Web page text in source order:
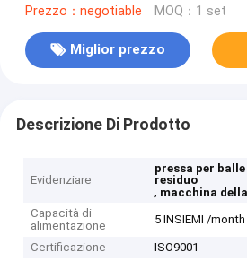
Prezzo：negotiable MOQ：1 set
Miglior prezzo
Descrizione Di Prodotto
Evidenziare
pressa per
residuo
, macchina
Capacità di
alimentazione
5 INSIEMI /month
Certificazione
ISO9001